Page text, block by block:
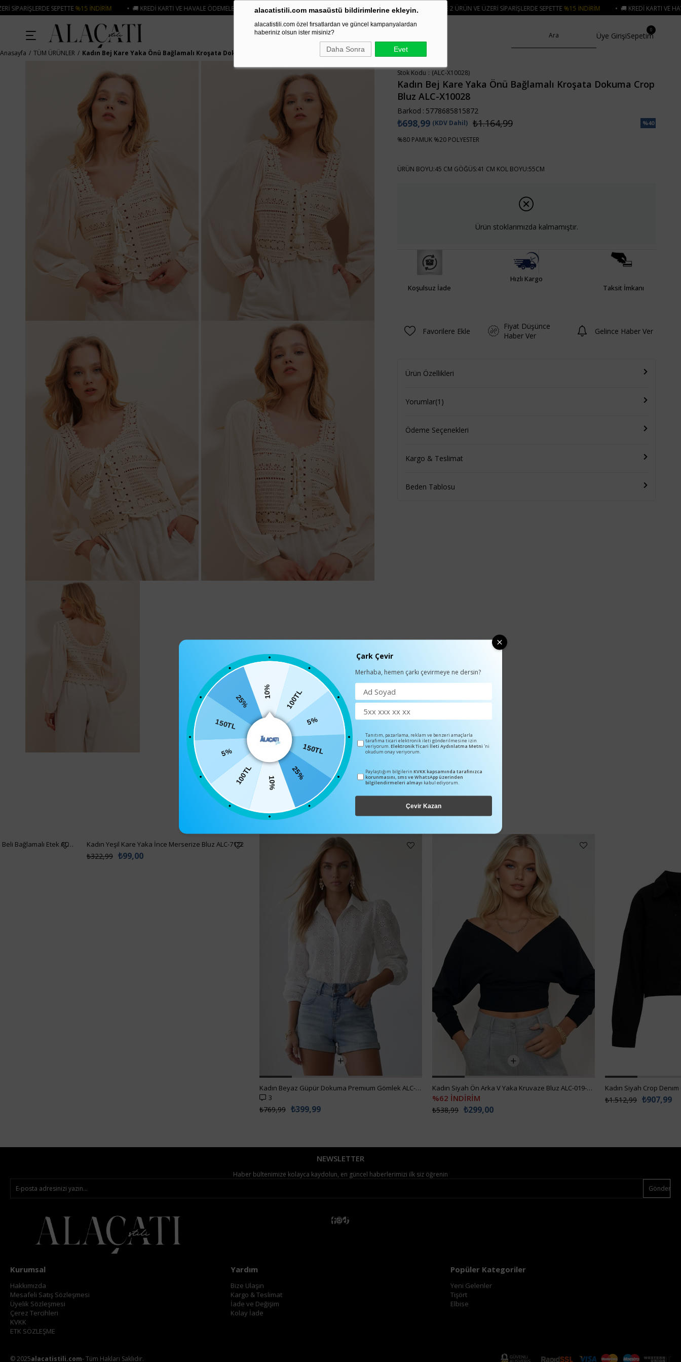
alacatistili.com masaüstü bildirimlerine ekleyin.
alacatistili.com özel fırsatlardan ve güncel kampanyalardan
haberiniz olsun ister misiniz?
Daha Sonra Evet
İNDIRIM • 🚚 KREDI KARTI VE HAVALE ÖDEMELERINIZDE 750₺ ÜZERI KARGO ÜCRETSIZ • 🛍️ YENI SEZON ÜRÜNLERINDE 2 ÜRÜN VE ÜZERI SIPARIŞLERDE SEPETTE%15 İNDIRIM • 🚚 KREDI KARTI VE HAVALE ÖDEMELERINIZDE
Üye GirişiSepetim
0
Anasayfa TÜM ÜRÜNLER Kadın Bej Kare Yaka Önü Bağlamalı Kroşata Dokuma Crop Bluz ALC-X10028
Stok Kodu (ALC-X10028)
Kadın Bej Kare Yaka Önü Bağlamalı Kroşata Dokuma Crop
Bluz ALC-X10028
Barkod : 5778685815872
%40
₺1.164,99
₺698,99 (KDV Dahil)
%80 PAMUK %20 POLYESTER
ÜRÜN BOYU:45 CM GÖĞÜS:41 CM KOL BOYU:55CM
Ürün stoklarımızda kalmamıştır.
Koşulsuz İade
Hızlı Kargo
Taksit İmkanı
Favorilere Ekle
Fiyat Düşünce
Haber Ver
Gelince Haber Ver
Ürün Özellikleri
Yorumlar(1)
Ödeme Seçenekleri
Kargo & Teslimat
Beden Tablosu
BENZER ÜRÜNLER
Kadın Siyah Asimetrik Kesim Beli Bağlamalı Etek ALC-X5001 Kadın Yeşil Kare Yaka İnce Merserize Bluz ALC-7122
₺99,00
₺322,99
Kadın Beyaz Güpür Dokuma Premıum Gömlek ALC-X4366
3
₺399,99
₺769,99
Kadın Siyah Ön Arka V Yaka Kruvaze Bluz ALC-019-053-BLZ
%62 İNDİRİM
₺299,00
₺538,99
Kadın Siyah Crop
₺907,99
₺1.512,99
NEWSLETTER
Haber bültenimize kolayca kaydolun, en güncel haberlerimizi ilk siz öğrenin
Gönder
Kurumsal
Hakkımızda
Mesafeli Satış Sözleşmesi
Üyelik Sözleşmesi
Çerez Tercihleri
KVKK
ETK SÖZLEŞME
Yardım
Bize Ulaşın
Kargo & Teslimat
İade ve Değişim
Kolay İade
Popüler Kategoriler
Yeni Gelenler
Tişört
Elbise
© 2025alacatistili.com- Tüm Hakları Saklıdır.
10% 100TL
5%
150TL
25%
10%
100TL
5%
150TL
25%
Çark Çevir
Merhaba, hemen çarkı çevirmeye ne dersin?
Tanıtım, pazarlama, reklam ve benzeri amaçlarla
tarafıma ticari elektronik ileti gönderilmesine izin
veriyorum. Elektronik Ticari İleti Aydınlatma Metni 'ni
okudum onay veriyorum.
Paylaştığım bilgilerin KVKK kapsamında tarafınızca
korunmasını, sms ve WhatsApp üzerinden
bilgilendirmeleri almayı kabul ediyorum.
Çevir Kazan